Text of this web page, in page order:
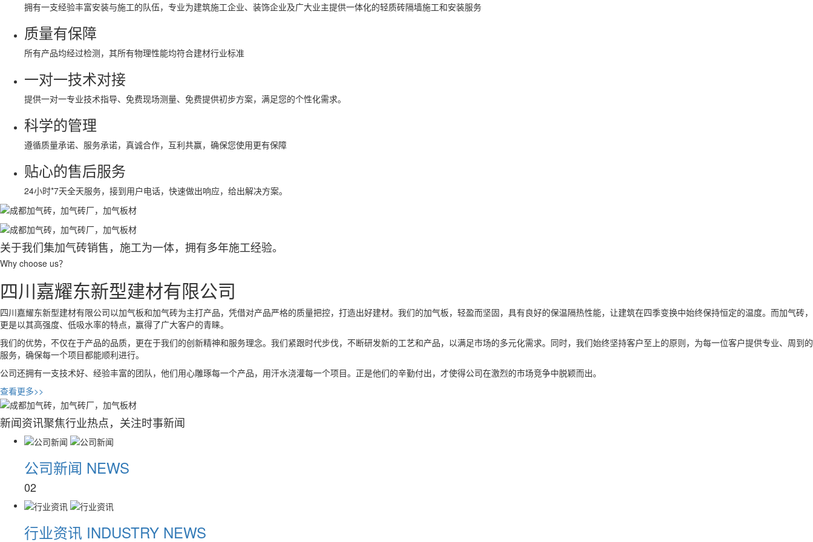
拥有一支经验丰富安装与施工的队伍，专业为建筑施工企业、装饰企业及广大业主提供一体化的轻质砖隔墙施工和安装服务
质量有保障
所有产品均经过检测，其所有物理性能均符合建材行业标准
一对一技术对接
提供一对一专业技术指导、免费现场测量、免费提供初步方案，满足您的个性化需求。
科学的管理
遵循质量承诺、服务承诺，真诚合作，互利共赢，确保您使用更有保障
贴心的售后服务
24小时*7天全天服务，接到用户电话，快速做出响应，给出解决方案。
关于我们集加气砖销售，施工为一体，拥有多年施工经验。
Why choose us？
四川嘉耀东新型建材有限公司
四川嘉耀东新型建材有限公司以加气板和加气砖为主打产品，凭借对产品严格的质量把控，打造出好建材。我们的加气板，轻盈而坚固，具有良好的保温隔热性能，让建筑在四季变换中始终保持恒定的温度。而加气砖，
更是以其高强度、低吸水率的特点，赢得了广大客户的青睐。
我们的优势，不仅在于产品的品质，更在于我们的创新精神和服务理念。我们紧跟时代步伐，不断研发新的工艺和产品，以满足市场的多元化需求。同时，我们始终坚持客户至上的原则，为每一位客户提供专业、周到的
服务，确保每一个项目都能顺利进行。
公司还拥有一支技术好、经验丰富的团队，他们用心雕琢每一个产品，用汗水浇灌每一个项目。正是他们的辛勤付出，才使得公司在激烈的市场竞争中脱颖而出。
查看更多>>
新闻资讯聚焦行业热点，关注时事新闻
公司新闻 NEWS
02
行业资讯 INDUSTRY NEWS